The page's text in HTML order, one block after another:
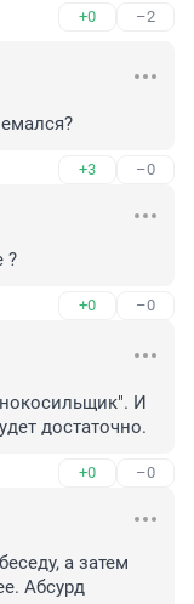
+0 –2
+3 –0
?
+0 –0
И
достаточно.
+0 –0
а затем
Абсурд